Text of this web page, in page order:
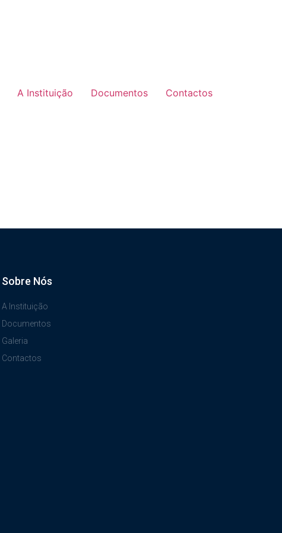
A Instituição Documentos Contactos
Sobre Nós
A Instituição
Documentos
Galeria
Contactos